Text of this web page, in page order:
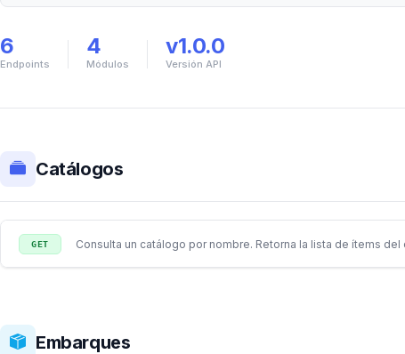
6
Endpoints
4
Módulos
v1.0.0
Versión API
Catálogos
GET /catalogo/v1 /consultar/{nombre}
Consulta un catálogo por nombre. Retorna la lista de ítems
Embarques